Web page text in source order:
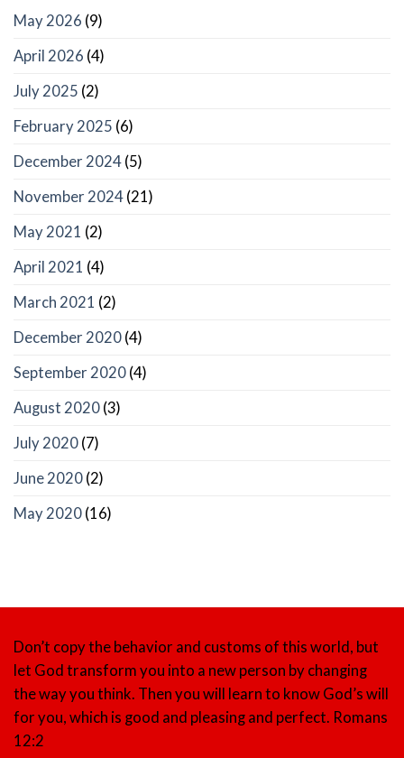
May 2026 (9)
April 2026 (4)
July 2025 (2)
February 2025 (6)
December 2024 (5)
November 2024 (21)
May 2021 (2)
April 2021 (4)
March 2021 (2)
December 2020 (4)
September 2020 (4)
August 2020 (3)
July 2020 (7)
June 2020 (2)
May 2020 (16)
Don’t copy the behavior and customs of this world, but
let God transform you into a new person by changing
the way you think. Then you will learn to know God’s will
for you, which is good and pleasing and perfect. Romans
12:2